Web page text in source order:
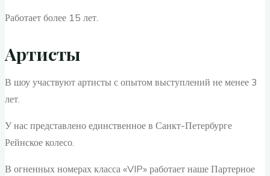
Работает более 15 лет.
Артисты
В шоу участвуют артисты с опытом выступлений не менее 3
лет.
У нас представлено единственное в Санкт-Петербурге
Рейнское колесо.
В огненных номерах класса «VIP» работает наше Партерное